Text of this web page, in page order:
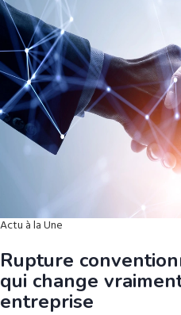
Actu à la Une
Rupture
qui change
entreprise